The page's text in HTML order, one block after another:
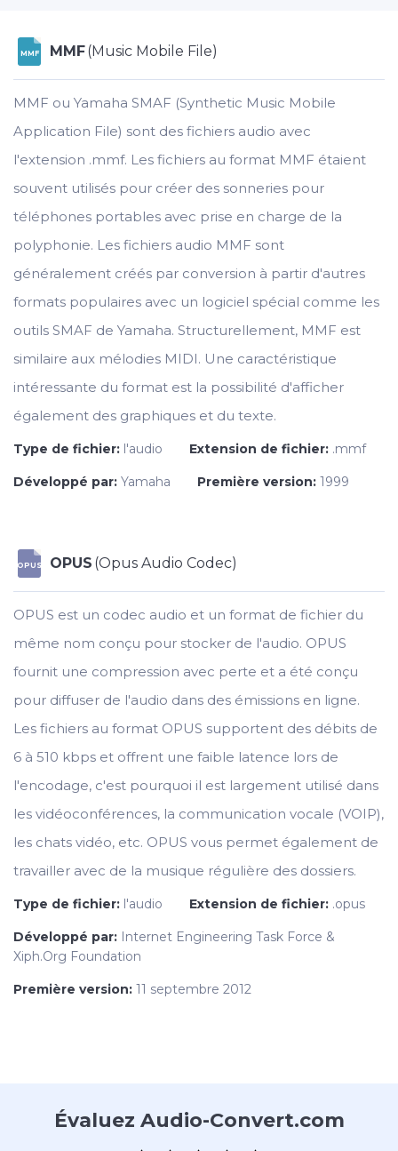
MMF MMF(Music Mobile File)
MMF ou Yamaha SMAF (Synthetic Music Mobile
Application File) sont des fichiers audio avec
l'extension .mmf. Les fichiers au format MMF étaient
souvent utilisés pour créer des sonneries pour
téléphones portables avec prise en charge de la
polyphonie. Les fichiers audio MMF sont
généralement créés par conversion à partir d'autres
formats populaires avec un logiciel spécial comme les
outils SMAF de Yamaha. Structurellement, MMF est
similaire aux mélodies MIDI. Une caractéristique
intéressante du format est la possibilité d'afficher
également des graphiques et du texte.
Type de fichier: l'audio Extension de fichier: .mmf
Développé par: Yamaha Première version: 1999
OPUS OPUS (Opus Audio Codec)
OPUS est un codec audio et un format de fichier du
même nom conçu pour stocker de l'audio. OPUS
fournit une compression avec perte et a été conçu
pour diffuser de l'audio dans des émissions en ligne.
Les fichiers au format OPUS supportent des débits de
6 à 510 kbps et offrent une faible latence lors de
l'encodage, c'est pourquoi il est largement utilisé dans
les vidéoconférences, la communication vocale (VOIP),
les chats vidéo, etc. OPUS vous permet également de
travailler avec de la musique régulière des dossiers.
Type de fichier: l'audio Extension de fichier: .opus
Développé par: Internet Engineering Task Force &
Xiph.Org Foundation
Première version: 11 septembre 2012
Évaluez Audio-Convert.com